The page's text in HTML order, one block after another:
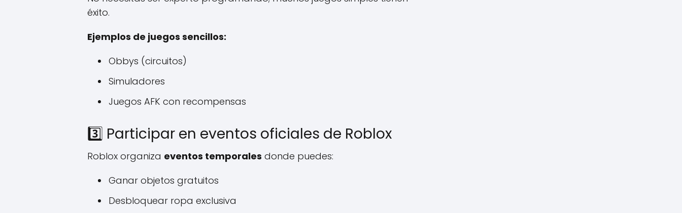
éxito.
Ejemplos de juegos sencillos:
Obbys (circuitos)
Simuladores
Juegos AFK con recompensas
3️⃣ Participar en eventos oficiales de Roblox
Roblox organiza eventos temporales donde puedes:
Ganar objetos gratuitos
Desbloquear ropa exclusiva